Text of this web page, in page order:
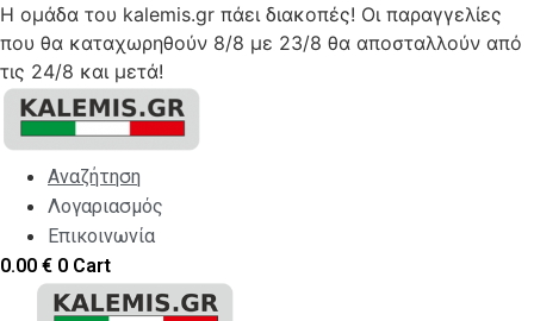
Η ομάδα του kalemis.gr πάει διακοπές! Οι παραγγελίες
που θα καταχωρηθούν 8/8 με 23/8 θα αποσταλλούν από
τις 24/8 και μετά!
Skip
content
Αναζήτηση
Λογαριασμός
Επικοινωνία
0.00 € 0 Cart